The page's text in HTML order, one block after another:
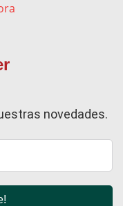
novedades.